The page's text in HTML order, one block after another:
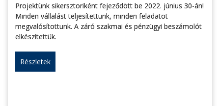
Projektünk sikersztoriként fejeződött be 2022. június 30-án!
Minden vállalást teljesítettünk, minden feladatot
megvalósítottunk. A záró szakmai és pénzügyi beszámolót
elkészítettük.
Részletek